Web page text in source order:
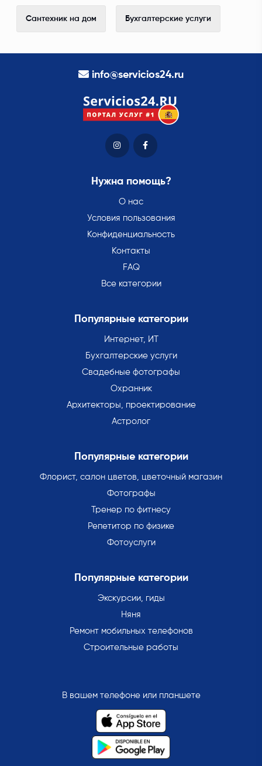
Сантехник на дом Бухгалтерские услуги
info@servicios24.ru
Нужна помощь?
О нас
Условия пользования
Конфиденциальность
Контакты
FAQ
Все категории
Популярные категории
Интернет, ИТ
Бухгалтерские услуги
Свадебные фотографы
Охранник
Архитекторы, проектирование
Астролог
Популярные категории
Флорист, салон цветов, цветочный магазин
Фотографы
Тренер по фитнесу
Репетитор по физике
Фотоуслуги
Популярные категории
Экскурсии, гиды
Няня
Ремонт мобильных телефонов
Строительные работы
В вашем телефоне или планшете